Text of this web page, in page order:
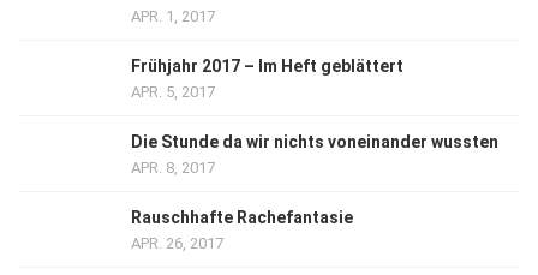
APR. 1, 2017
Frühjahr 2017 – Im Heft geblättert
APR. 5, 2017
Die Stunde da wir nichts voneinander wussten
APR. 8, 2017
Rauschhafte Rachefantasie
APR. 26, 2017